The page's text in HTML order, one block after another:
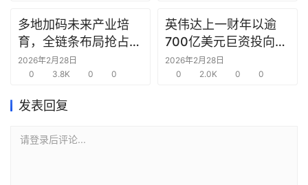
窗
合
多地加码未来产业培
育，全链条布局抢占新
赛道先机
2026年2月28日
0
3.8K 0 0
英伟达上一财年以逾
700亿美元巨资投向合
作方，竭力巩固AI芯片
需求
2026年2月28日
0
2.0K 0 0
发表回复
请登录后评论...